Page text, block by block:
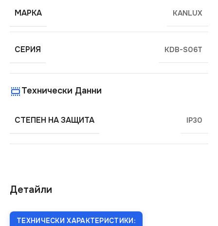
Детайли
ТЕХНИЧЕСКИ ХАРАКТЕРИСТИКИ:
МАРКА KANLUX
СЕРИЯ KDB-S06T
Технически Данни
СТЕПЕН НА ЗАЩИТА IP30